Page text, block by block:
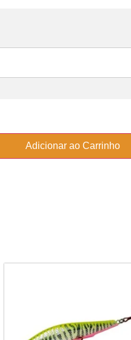
Adicionar ao Carrinho